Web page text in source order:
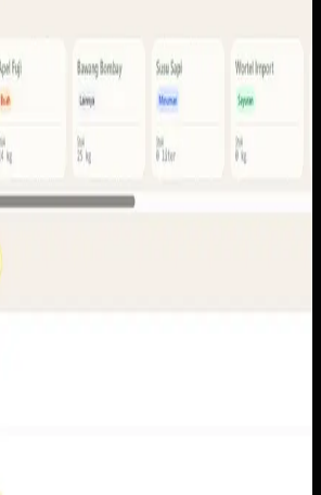
setoran dan settlements,